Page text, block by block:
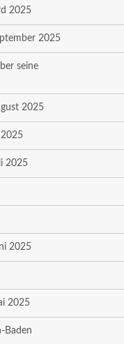
2025
2025
seine
2025
2025
2025
2025
Baden